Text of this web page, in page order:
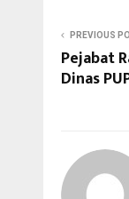
PREVIOUS
Pejabat
Dinas